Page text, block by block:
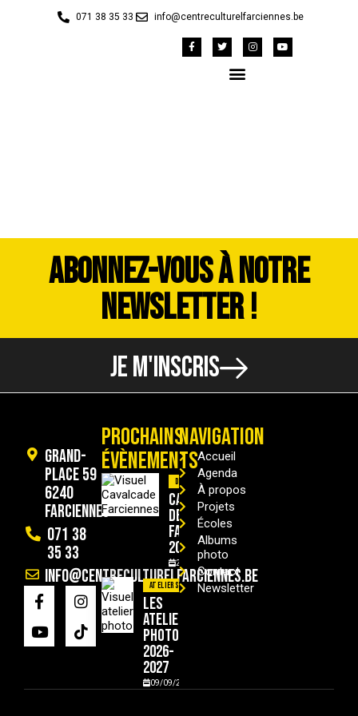
071 38 35 33 info@centreculturelfarciennes.be
ABONNEZ-VOUS À NOTRE
NEWSLETTER !
JE M'INSCRIS
Grand-
Place 59
6240
Farciennes
071 38
35 33
info@centreculturelfarciennes.be
PROCHAINS
ÉVÈNEMENTS
Divers
Cavalcade
de
Farciennes
2026
29/08/2026
Ateliers
Les
ateliers
photo
2026-
2027
09/09/2026
NAVIGATION
Accueil
Agenda
À propos
Projets
Écoles
Albums
photo
Contact
Newsletter